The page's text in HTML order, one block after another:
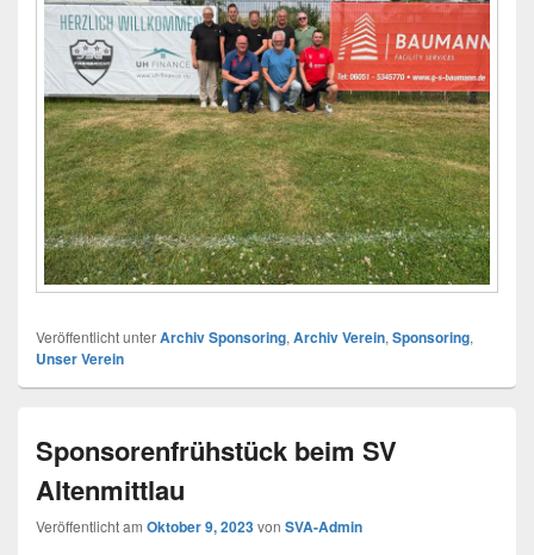
Veröffentlicht unterArchiv Sponsoring,Archiv Verein,Sponsoring,
Unser Verein
Sponsorenfrühstück beim SV
Altenmittlau
Veröffentlicht am Oktober 9, 2023von SVA-Admin